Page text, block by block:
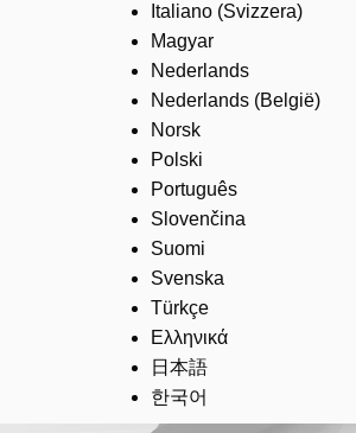
Italiano (Svizzera)
Magyar
Nederlands
Nederlands (België)
Norsk
Polski
Português
Slovenčina
Suomi
Svenska
Türkçe
Ελληνικά
日本語
한국어